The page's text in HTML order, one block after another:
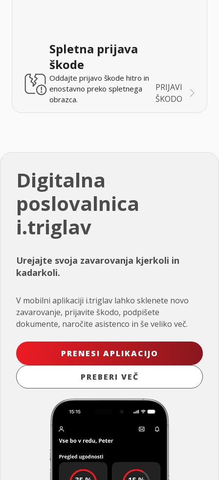
Spletna prijava
škode
Oddajte prijavo škode hitro in
enostavno preko spletnega
obrazca.
PRIJAVI
ŠKODO
Digitalna
poslovalnica
i.triglav
Urejajte svoja zavarovanja kjerkoli in
kadarkoli.
V mobilni aplikaciji i.triglav lahko sklenete novo
zavarovanje, prijavite škodo, podpišete
dokumente, naročite asistenco in še veliko več.
PRENESI APLIKACIJO
PREBERI VEČ